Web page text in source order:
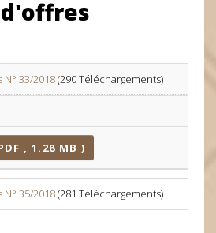
33/2018(290 Téléchargements)
, 1.28 MB )
35/2018(281 Téléchargements)